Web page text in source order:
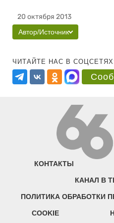
20 октября 2013
Автор/Источник
ЧИТАЙТЕ НАС В
КОНТАКТЫ
КАНАЛ В
ПОЛИТИКА ОБРАБОТКИ
COOKIE